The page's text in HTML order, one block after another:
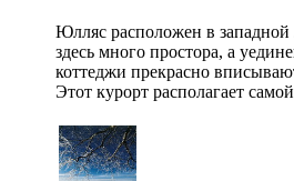
Юлляс расположен в
здесь много простора, а
коттеджи прекрасно
Этот курорт располагает